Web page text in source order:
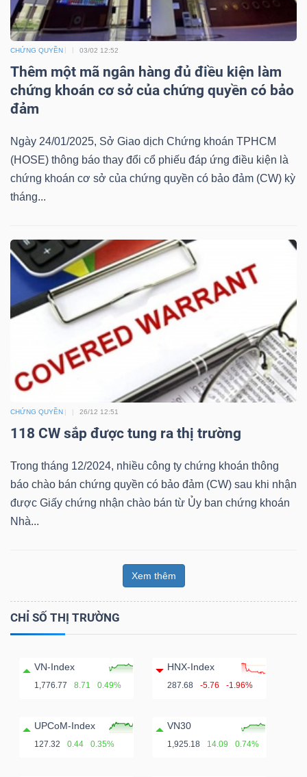
CHỨNG QUYỀN 03/02 12:52
Thêm một mã ngân hàng đủ điều kiện làm
chứng khoán cơ sở của chứng quyền có bảo
đảm
Ngày 24/01/2025, Sở Giao dịch Chứng khoán TPHCM
(HOSE) thông báo thay đổi cổ phiếu đáp ứng điều kiện là
chứng khoán cơ sở của chứng quyền có bảo đảm (CW) kỳ
tháng...
CHỨNG QUYỀN 26/12 12:51
118 CW sắp được tung ra thị trường
Trong tháng 12/2024, nhiều công ty chứng khoán thông
báo chào bán chứng quyền có bảo đảm (CW) sau khi nhận
được Giấy chứng nhận chào bán từ Ủy ban chứng khoán
Nhà...
Xem thêm
CHỈ SỐ THỊ TRƯỜNG
VN-Index
1,776.77 8.71 0.49%
HNX-Index
287.68 -5.76 -1.96%
UPCoM-Index
127.32 0.44 0.35%
VN30
1,925.18 14.09 0.74%
SẢN
Mã
chứng
khoán
(-)
Tất cả Cổ phiếu Chỉ số Chứng chỉ quỹ Chứng
Lãnh
đạo
Tất cả Người nội bộ Người liên quan Cổ đông lớn
Tin
tức
(-)
Bài
viết
của
giả
(-)
Báo
cáo
(-)
vụ